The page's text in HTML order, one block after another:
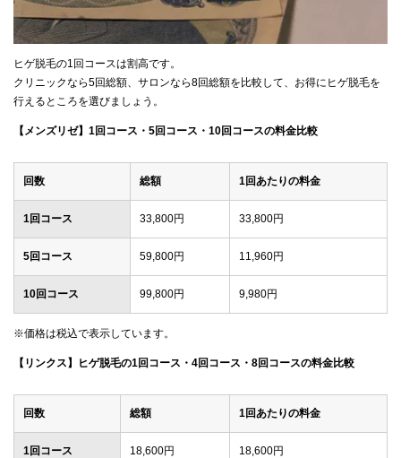
ヒゲ脱毛の1回コースは割高です。
クリニックなら5回総額、サロンなら8回総額を比較して、お得にヒゲ脱毛を
行えるところを選びましょう。
【メンズリゼ】1回コース・5回コース・10回コースの料金比較
回数 総額 1回あたりの料金
1回コース 33,800円 33,800円
5回コース 59,800円 11,960円
10回コース 99,800円 9,980円
※価格は税込で表示しています。
【リンクス】ヒゲ脱毛の1回コース・4回コース・8回コースの料金比較
回数 総額 1回あたりの料金
1回コース 18,600円 18,600円